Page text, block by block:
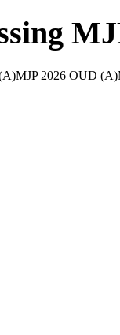
2026 OUD